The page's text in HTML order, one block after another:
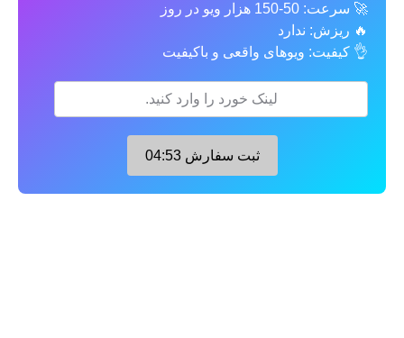
🚀 سرعت: 50-150 هزار ویو در روز
🔥 ریزش: ندارد
👌 کیفیت: ویوهای واقعی و باکیفیت
ثبت سفارش04:52